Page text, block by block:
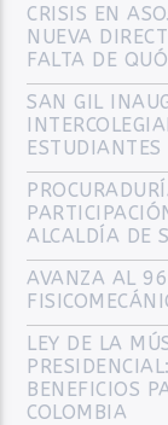
CRISIS EN
NUEVA
FALTA DE
SAN GIL
ESTUDIANTES
ALCALDÍA DE
AVANZA AL
LEY DE LA
BENEFICIOS
COLOMBIA